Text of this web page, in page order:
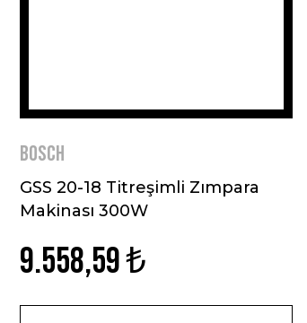
BOSCH
GSS 20-18 Titreşimli Zımpara
Makinası 300W
9.558,59 ₺